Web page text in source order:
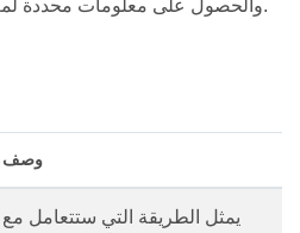
طفرات DOM والحصول على معلومات محددة لمعاودة الاتصال.
وصف
يمثل الطريقة التي ستتعامل مع